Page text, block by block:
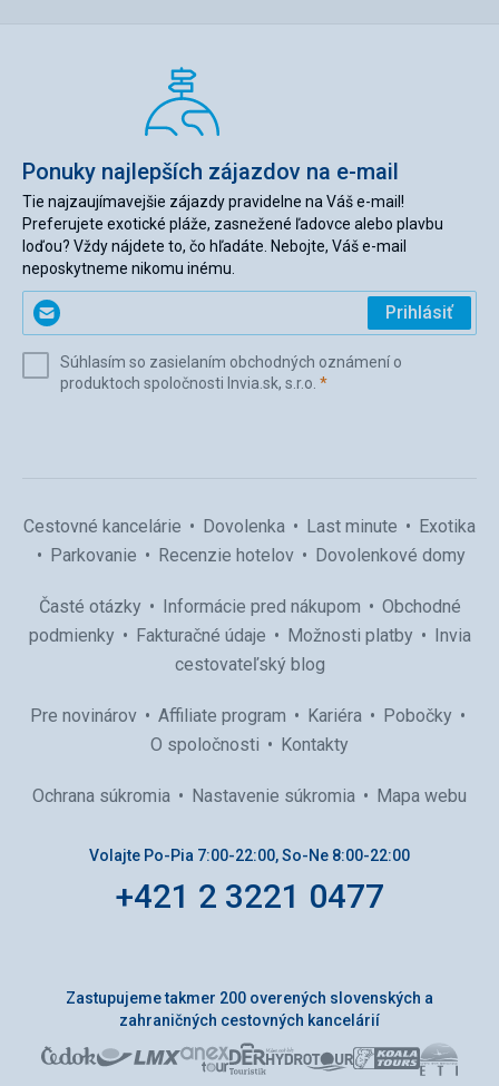
Ponuky najlepších zájazdov na e-mail
Tie najzaujímavejšie zájazdy pravidelne na Váš e-mail!
Preferujete exotické pláže, zasnežené ľadovce alebo plavbu
loďou? Vždy nájdete to, čo hľadáte. Nebojte, Váš e-mail
neposkytneme nikomu inému.
Zadajte
svoj
(povinné)
Prihlásiť
Súhlasím so zasielaním obchodných oznámení o
produktoch spoločnosti Invia.sk, s.r.o. *(povinné)
Cestovné kancelárie Dovolenka Last minute
Exotika
Parkovanie
Recenzie hotelov Dovolenkové domy
Časté otázky Informácie pred nákupom
Obchodné
podmienky
Fakturačné údaje Možnosti platby
Invia
cestovateľský blog
Pre novinárov Affiliate program Kariéra
Pobočky
O spoločnosti
Kontakty
Ochrana súkromia Nastavenie súkromia Mapa webu
Volajte Po-Pia 7:00-22:00, So-Ne 8:00-22:00
+421 2 3221 0477
Zastupujeme takmer 200 overených slovenských a
zahraničných cestovných kancelárií